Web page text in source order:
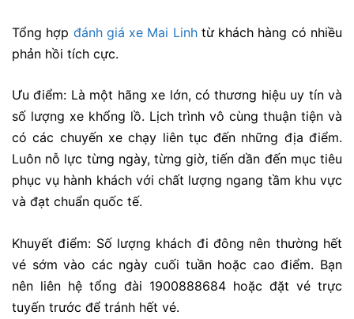
Tổng hợp đánh giá xe Mai Linhtừ khách hàng có nhiều
phản hồi tích cực.
Ưu điểm: Là một hãng xe lớn, có thương hiệu uy tín và
số lượng xe khổng lồ. Lịch trình vô cùng thuận tiện và
có các chuyến xe chạy liên tục đến những địa điểm.
Luôn nỗ lực từng ngày, từng giờ, tiến dần đến mục tiêu
phục vụ hành khách với chất lượng ngang tầm khu vực
và đạt chuẩn quốc tế.
Khuyết điểm: Số lượng khách đi đông nên thường hết
vé sớm vào các ngày cuối tuần hoặc cao điểm. Bạn
nên liên hệ tổng đài 1900888684 hoặc đặt vé trực
tuyến trước để tránh hết vé.